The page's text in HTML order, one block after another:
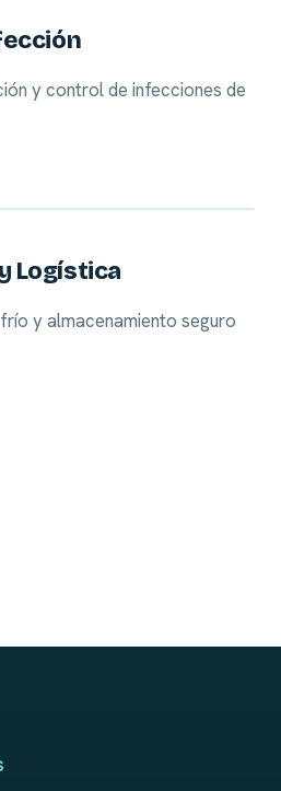
y control de infecciones de
Logística
y almacenamiento seguro